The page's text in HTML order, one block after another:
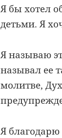
Я бы хотел
детьми. Я
Я называю
называл ее
молитве,
Я благодарю